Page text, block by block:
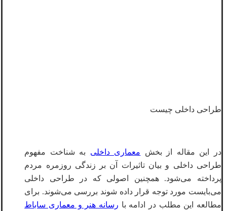
طراحی داخلی چیست
در این مقاله از بخش معماری داخلی به شناخت مفهوم
طراحی داخلی و بیان تاثیرات آن بر زندگی روزمره مردم
پرداخته می‌­شود. همچنین اصولی که در طراحی داخلی
می‌بایست مورد توجه قرار داده شوند بررسی می‌شوند. برای
مطالعه این مطلب در ادامه با رسانه هنر و معماری ساباط